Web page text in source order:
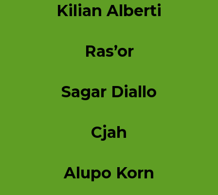
Kilian Alberti
Ras’or
Sagar Diallo
Cjah
Alupo Korn